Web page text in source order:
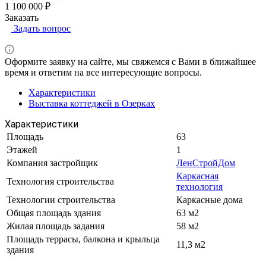
1 100 000 ₽
Заказать
Задать вопрос
Оформите заявку на сайте, мы свяжемся с Вами в ближайшее
время и ответим на все интересующие вопросы.
Характеристики
Выставка коттеджей в Озерках
Характеристики
Площадь
63
Этажей
1
Компания застройщик
ЛенСтройДом
Технология строительства
Каркасная
технология
Технологии строительства
Каркасные дома
Общая площадь здания
63 м2
Жилая площадь задания
58 м2
Площадь террасы, балкона и крыльца
здания
11,3 м2